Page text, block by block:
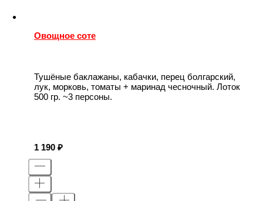
Овощное соте
Тушёные баклажаны, кабачки, перец болгарский,
лук, морковь, томаты + маринад чесночный. Лоток
500 гр. ~3 персоны.
1 190